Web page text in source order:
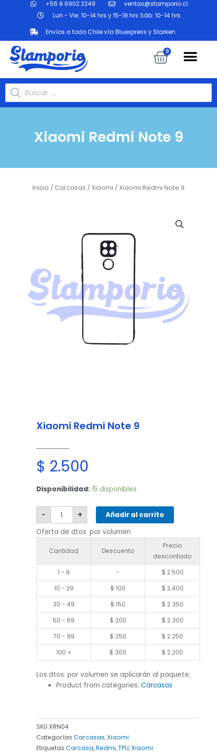
contenido
+56 9 6902 2249
ventas@stamporio.cl
Lun - Vie: 10-14 hrs y 15-19 hrs Sáb: 10-14 hrs
Envíos a todo Chile vía Bluexpress y Starken
0
Búsqueda
de
productos
Xiaomi Redmi Note 9
Inicio / Carcasas / Xiaomi / Xiaomi Redmi Note 9
Xiaomi Redmi Note 9
$ 2.500
Disponibilidad: 15 disponibles
-
Xiaomi
Redmi
9
cantidad+
Añadir al carrito
Oferta de dtos. por volumen
Cantidad Descuento
Precio
descontado
1 - 9
- $ 2.500
10 - 29
$ 100 $ 2.400
30 - 49
$ 150 $ 2.350
50 - 69
$ 200 $ 2.300
70 - 99
$ 250 $ 2.250
100 +
$ 300 $ 2.200
Los dtos. por volumen se aplicarán al paquete:
Product from categories:Carcasas
SKU XRN04
Categorías Carcasas,Xiaomi
Etiquetas Carcasa,Redmi,TPU,Xiaomi